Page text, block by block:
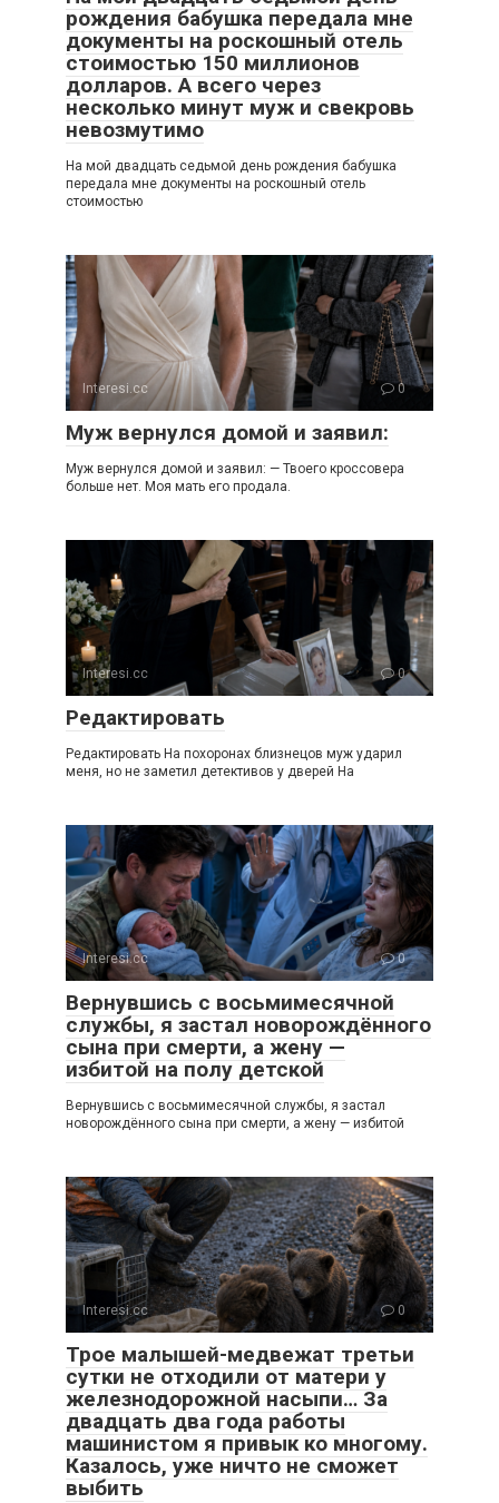
рождения бабушка передала мне
документы на роскошный отель
стоимостью 150 миллионов
долларов. А всего через
несколько минут муж и свекровь
невозмутимо
На мой двадцать седьмой день рождения бабушка
передала мне документы на роскошный отель
стоимостью
Interesi.cc 0
Муж вернулся домой и заявил:
Муж вернулся домой и заявил: — Твоего кроссовера
больше нет. Моя мать его продала.
Interesi.cc 0
Редактировать
Редактировать На похоронах близнецов муж ударил
меня, но не заметил детективов у дверей На
Interesi.cc 0
Вернувшись с восьмимесячной
службы, я застал новорождённого
сына при смерти, а жену —
избитой на полу детской
Вернувшись с восьмимесячной службы, я застал
новорождённого сына при смерти, а жену — избитой
Interesi.cc 0
Трое малышей-медвежат третьи
сутки не отходили от матери у
железнодорожной насыпи… За
двадцать два года работы
машинистом я привык ко многому.
Казалось, уже ничто не сможет
выбить